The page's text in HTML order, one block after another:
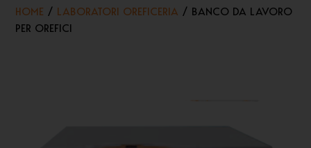
HOME / LABORATORI OREFICERIA / BANCO DA LAVORO
PER OREFICI